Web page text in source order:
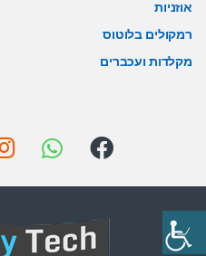
אוזניות
רמקולים בלוטוס
מקלדות ועכברים